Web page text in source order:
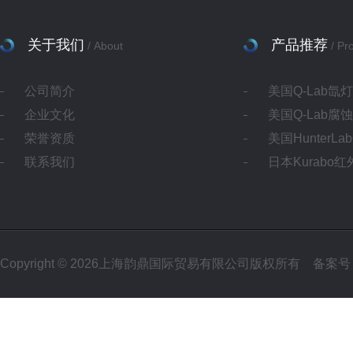
关于我们 / About
公司简介
企业文化
荣誉资质
联系我们
产品推荐 /
美国Q-Lab氙
美国Q-Lab腐
美国
日本Kurabo红
Copyright © 2026上海韵鼎国际贸易有限公司版权所有 备案